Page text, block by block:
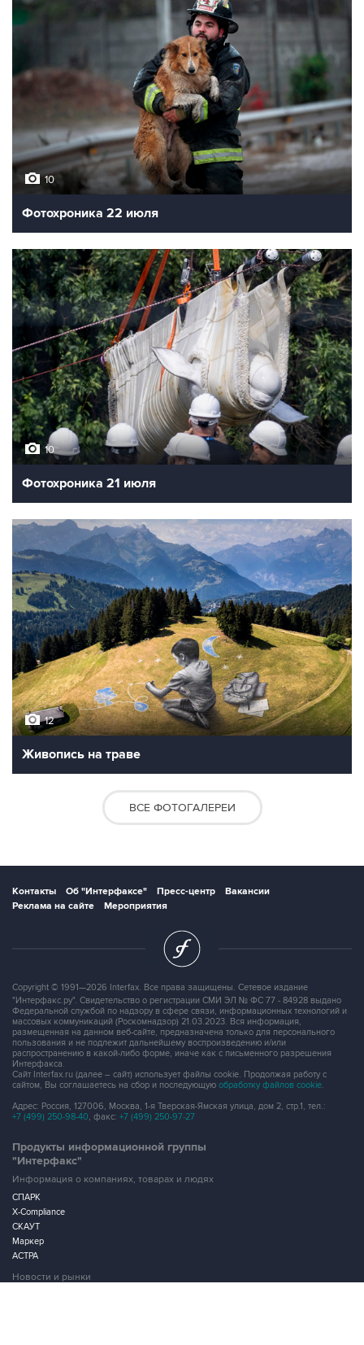
10
Фотохроника 22 июля
10
Фотохроника 21 июля
12
Живопись на траве
ВСЕ ФОТОГАЛЕРЕИ
Контакты Об "Интерфаксе" Пресс-центр
Вакансии
Реклама на сайте
Мероприятия
Copyright © 1991—2026 Interfax. Все права защищены. Сетевое издание
"Интерфакс.ру". Свидетельство о регистрации СМИ ЭЛ № ФС 77 - 84928 выдано
Федеральной службой по надзору в сфере связи, информационных технологий и
массовых коммуникаций (Роскомнадзор) 21.03.2023. Вся информация,
размещенная на данном веб-сайте, предназначена только для персонального
пользования и не подлежит дальнейшему воспроизведению и/или
распространению в какой-либо форме, иначе как с письменного разрешения
Интерфакса.
Сайт Interfax.ru (далее – сайт) использует файлы cookie. Продолжая работу с
сайтом, Вы соглашаетесь на сбор и последующую обработку файлов cookie.
Адрес: Россия, 127006, Москва, 1-я Тверская-Ямская улица, дом 2, стр.1, тел.:
+7 (499) 250-98-40, факс: +7 (499) 250-97-27
Продукты информационной группы
"Интерфакс"
Информация о компаниях, товарах и людях
СПАРК
X-Compliance
СКАУТ
Маркер
АСТРА
Новости и рынки